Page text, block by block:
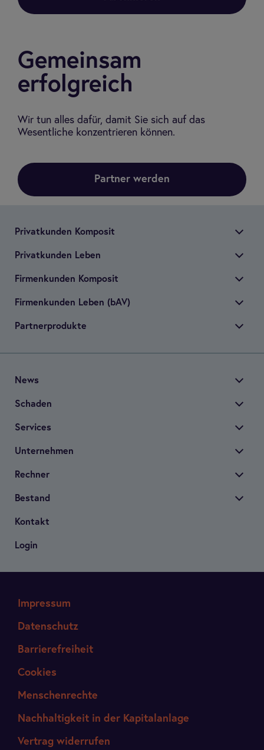
Gemeinsam
erfolgreich
Wir tun alles dafür, damit Sie sich auf das
Wesentliche konzentrieren können.
Partner werden
Pri­vat­kun­den Kom­po­sit
Pri­vat­kun­den Leben
Fir­men­kun­den Kom­po­sit
Fir­men­kun­den Leben (bAV)
Part­ner­pro­dukte
News
Scha­den
Ser­vices
Unter­neh­men
Rech­ner
Bestand
Kon­takt
Login
Impressum
Datenschutz
Barrierefreiheit
Cookies
Menschenrechte
Nachhaltigkeit in der Kapitalanlage
Vertrag widerrufen